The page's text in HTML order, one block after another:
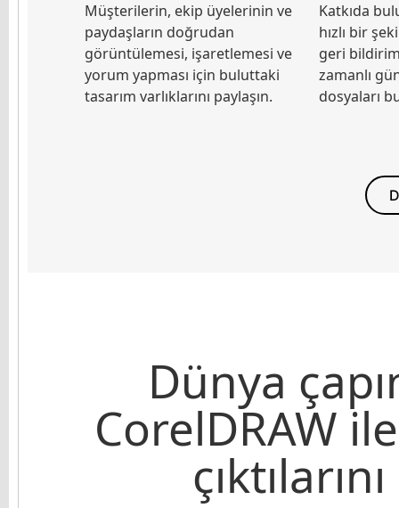
Müşterilerin, ekip üyelerinin ve
paydaşların doğrudan
görüntülemesi, işaretlemesi ve
yorum yapması için buluttaki
tasarım varlıklarını paylaşın.
Katkıda
hızlı bir
geri
zamanlı
dosyaları
Dünya
CorelDRAW ile